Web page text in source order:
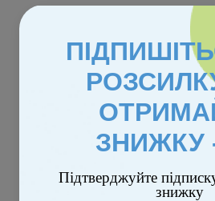
ЗНИЖКУ
Підтверджуйте
знижку